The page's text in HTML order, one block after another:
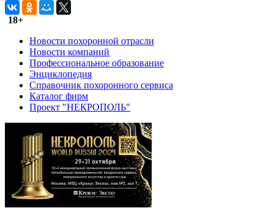
18+
Новости похоронной отрасли
Новости компаний
Профессиональное образование
Энциклопедия
Справочник похоронного сервиса
Каталог фирм
Проект "НЕКРОПОЛЬ"